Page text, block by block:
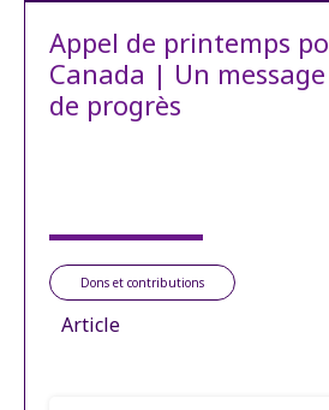
Appel de printemps
Canada | Un message
de progrès
Dons et contributions
Article